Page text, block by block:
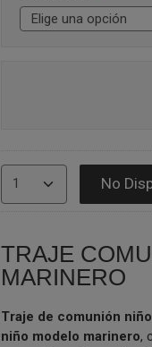
No
TRAJE
MARINERO
Traje de comunión
niño modelo marinero,